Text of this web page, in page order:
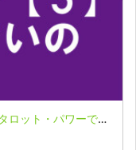
吉田ルナの「フールズ・ジャーニー ～タロット・パワーで飛翔する魂～」５